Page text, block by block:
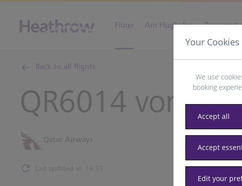
Flüge Am Flughafen Transport
Back to all flights
QR6014 von
Qatar Airways
Last updated at: 16:33
Your Cookies
We use
booking
Accept all
Accept
Edit your